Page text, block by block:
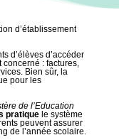
d’établissement
d’élèves d’accéder
concerné : factures,
Bien sûr, la
pour les
de l’Education
pratique le système
peuvent assurer
de l’année scolaire.